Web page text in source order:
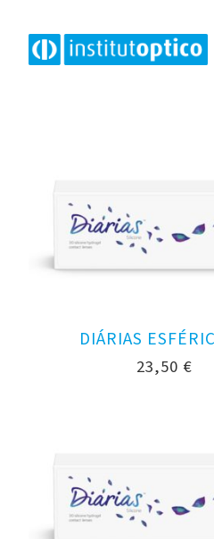
DIÁRIAS
23,50 €